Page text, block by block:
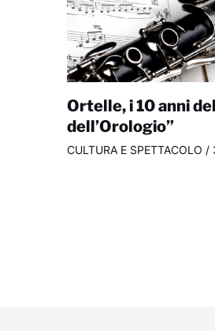
Ortelle, i 10 anni
dell’Orologio”
CULTURA E SPETTACOLO /